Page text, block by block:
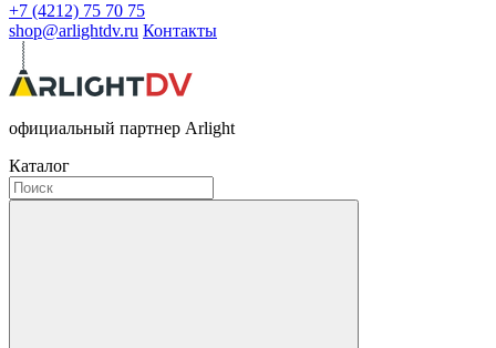
+7 (4212) 75 70 75
shop@arlightdv.ru Контакты
официальный партнер Arlight
Каталог